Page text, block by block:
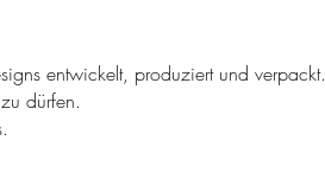
entwickelt, produziert und verpackt.
dürfen.